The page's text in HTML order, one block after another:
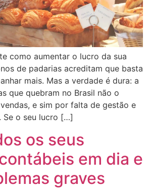
como aumentar o lucro da sua
de padarias acreditam que basta
mais. Mas a verdade é dura: a
que quebram no Brasil não o
e sim por falta de gestão e
Se o seu lucro […]
os seus
em dia e
graves